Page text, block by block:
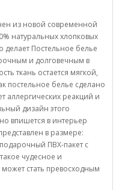
из новой современной
натуральных хлопковых
делает Постельное белье
и долговечным в
ткань остается мягкой,
постельное белье сделано
аллергических реакций и
дизайн этого
впишется в интерьер
в размере:
ПВХ-пакет с
чудесное и
стать превосходным